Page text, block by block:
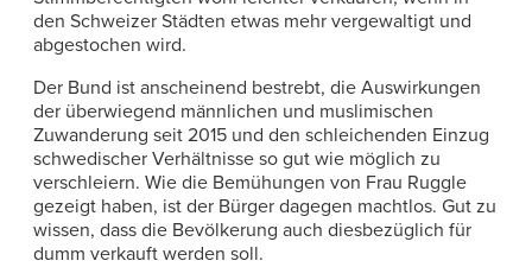
den Schweizer Städten etwas mehr vergewaltigt und
abgestochen wird.
Der Bund ist anscheinend bestrebt, die Auswirkungen
der überwiegend männlichen und muslimischen
Zuwanderung seit 2015 und den schleichenden Einzug
schwedischer Verhältnisse so gut wie möglich zu
verschleiern. Wie die Bemühungen von Frau Ruggle
gezeigt haben, ist der Bürger dagegen machtlos. Gut zu
wissen, dass die Bevölkerung auch diesbezüglich für
dumm verkauft werden soll.